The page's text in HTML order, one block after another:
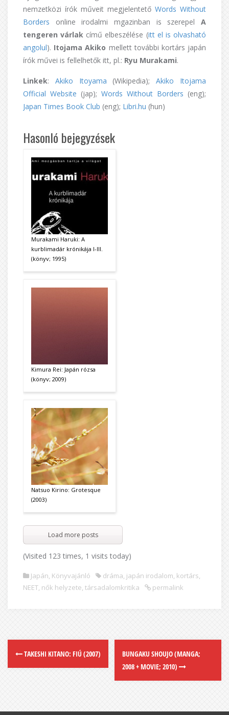
nemzetközi írók műveit megjelentető Words Without
Borders online irodalmi mgazinban is szerepel A
tengeren várlak című elbeszélése (itt el is olvasható
angolul). Itojama Akiko mellett további kortárs japán
írók művei is fellelhetők itt, pl.: Ryu Murakami.
Linkek: Akiko Itoyama (Wikipedia);Akiko Itojama
Official Website (jap); Words Without Borders (eng);
Japan Times Book Club (eng); Libri.hu (hun)
Hasonló bejegyzések
Murakami Haruki: A
kurblimadár krónikája I-III.
(könyv; 1995)
Kimura Rei: Japán rózsa
(könyv; 2009)
Natsuo Kirino: Grotesque
(2003)
Load more posts
(Visited 123 times, 1 visits today)
Japán, Könyvajánló dráma, japán irodalom, kortárs,
NEET, nők helyzete, társadalomkritika permalink
TAKESHI KITANO: FIÚ (2007)
BUNGAKU SHOUJO (MANGA;
2008 + MOVIE; 2010)